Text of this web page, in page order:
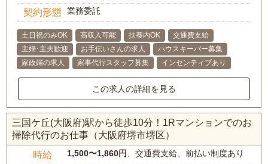
契約形態 業務委託
土日祝のみOK 高収入可能 扶養内OK
交通費支給
主婦･主夫歓迎
お手伝いさんの求人
ハウスキーパー募集
家政婦の求人
家事代行スタッフ募集 インセンティブあり
この求人の詳細を見る
三国ケ丘(大阪府)駅から徒歩10分！1Rマンションでのお
掃除代行のお仕事（大阪府堺市堺区）
時給 1,500〜1,860円 、交通費支給、前払い制度あり